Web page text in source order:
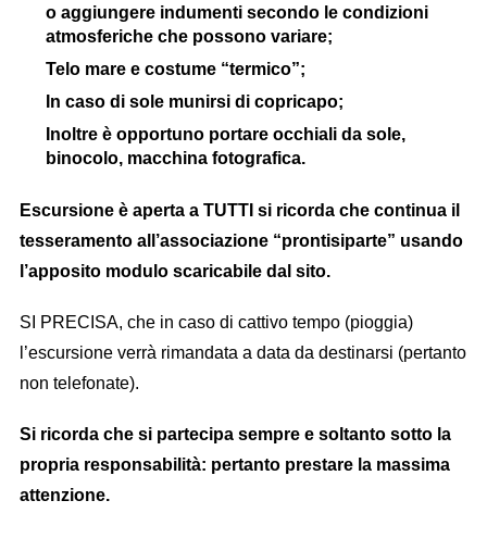
o aggiungere indumenti secondo le condizioni
atmosferiche che possono variare;
Telo mare e costume “termico”;
In caso di sole munirsi di copricapo;
Inoltre è opportuno portare occhiali da sole,
binocolo, macchina fotografica.
Escursione è aperta a TUTTI si ricorda che continua il
tesseramento all’associazione “prontisiparte” usando
l’apposito modulo scaricabile dal sito.
SI PRECISA, che in caso di cattivo tempo (pioggia)
l’escursione verrà rimandata a data da destinarsi (pertanto
non telefonate).
Si ricorda che si partecipa sempre e soltanto sotto la
propria responsabilità: pertanto prestare la massima
attenzione.